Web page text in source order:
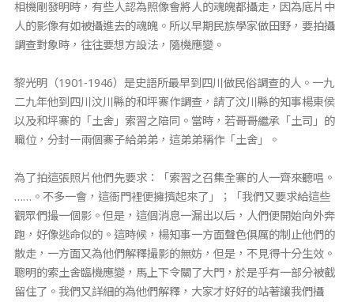
相機剛發明時，有些人認為照像會將人的魂魄都攝走，因為底片中
人的影像有如被攝進去的魂魄。所以早期民族學家做田野，要拍攝
調查對象時，往往要想方設法，隨機應變。
黎光明（1901-1946）是史語所最早到四川做民俗調查的人。一九
二九年他到四川汶川縣的和坪寨作調查，請了汶川縣的知事楊東侯
以及和坪寨的「土舍」索習之陪同。當時，若哥哥繼承「土司」的
職位，分封一兩個寨子給弟弟，這弟弟稱作「土舍」。
為了拍這張照片他們先要求：「索習之召集全寨的人一齊來聽唱。
……。不多一會，這衙門裡便擁擠起來了」；「我們又要求給這些
觀眾們撮一個影。但是，這個消息一漏出以后，人們便開始向外奔
跑，好像逃命似的。這時候，楊知事一方面聲色俱厲的制止他們的
散走，一方面又為他們解釋撮影的無妨，但是，不見得十分生效。
聰明的索土舍臨機應變，馬上下令關了大門，於是乎有一部分被截
留住了。我們又詳細的為他們解釋，大家才好好的站著讓我們攝